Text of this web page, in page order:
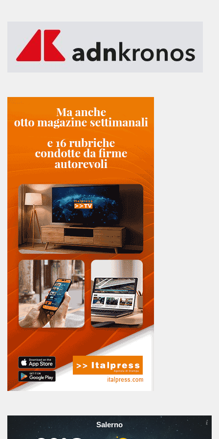
Salerno